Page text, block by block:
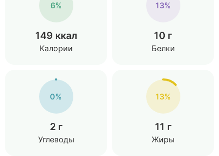
6%
149 ккал
Калории
13%
10 г
Белки
0%
2 г
Углеводы
13%
11 г
Жиры